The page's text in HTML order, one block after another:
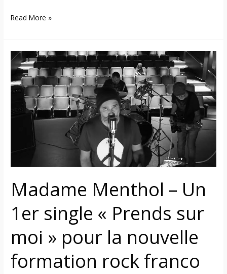
Read More »
Madame Menthol – Un
1er single « Prends sur
moi » pour la nouvelle
formation rock franco
Madame
Menthol
–
Un
« Prends
la
nouvelle
formation
rock
franco